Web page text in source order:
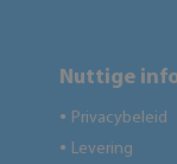
Nuttige
● Privacybeleid
● Levering